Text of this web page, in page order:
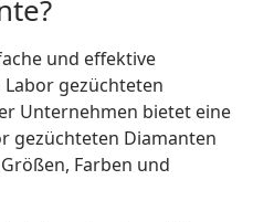
und effektive
gezüchteten
Unternehmen bietet eine
gezüchteten Diamanten
Farben und